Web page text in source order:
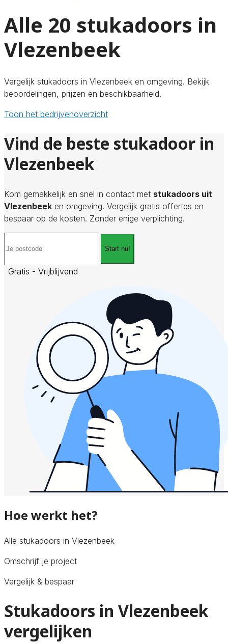
Alle 20 stukadoors in
Vlezenbeek
Vergelijk stukadoors in Vlezenbeek en omgeving. Bekijk
beoordelingen, prijzen en beschikbaarheid.
Toon het bedrijvenoverzicht
Vind de beste stukadoor in
Vlezenbeek
Kom gemakkelijk en snel in contact met stukadoors uit
Vlezenbeek en omgeving. Vergelijk gratis offertes en
bespaar op de kosten. Zonder enige verplichting.
Start nu!
Gratis - Vrijblijvend
Hoe werkt het?
Alle stukadoors in Vlezenbeek
Omschrijf je project
Vergelijk & bespaar
Stukadoors in Vlezenbeek
vergelijken